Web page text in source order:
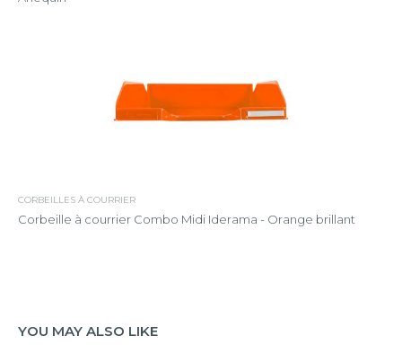
CORBEILLES À COURRIER
Corbeille à courrier Combo Midi Iderama - Orange brillant
YOU MAY ALSO LIKE